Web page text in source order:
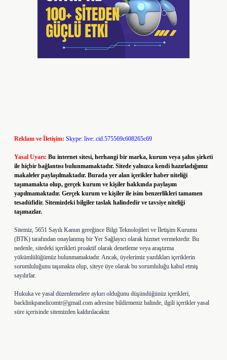
Reklam ve İletişim: Skype: live:.cid.575569c608265c69
Yasal Uyarı: Bu internet sitesi, herhangi bir marka, kurum veya şahıs şirketi
ile hiçbir bağlantısı bulunmamaktadır. Sitede yalnızca kendi hazırladığımız
makaleler paylaşılmaktadır. Burada yer alan içerikler haber niteliği
taşımamakta olup, gerçek kurum ve kişiler hakkında paylaşım
yapılmamaktadır. Gerçek kurum ve kişiler ile isim benzerlikleri tamamen
tesadüfidir. Sitemizdeki bilgiler taslak halindedir ve tavsiye niteliği
taşımazlar.
Sitemiz, 5651 Sayılı Kanun gereğince Bilgi Teknolojileri ve İletişim Kurumu
(BTK) tarafından onaylanmış bir Yer Sağlayıcı olarak hizmet vermektedir. Bu
nedenle, sitedeki içerikleri proaktif olarak denetleme veya araştırma
yükümlülüğümüz bulunmamaktadır. Ancak, üyelerimiz yazdıkları içeriklerin
sorumluluğunu taşımakta olup, siteye üye olarak bu sorumluluğu kabul etmiş
sayılırlar.
Hukuka ve yasal düzenlemelere aykırı olduğunu düşündüğünüz içerikleri,
backlinkpanelicomtr@gmail.com adresine bildirmeniz halinde, ilgili içerikler yasal
süre içerisinde sitemizden kaldırılacaktır.